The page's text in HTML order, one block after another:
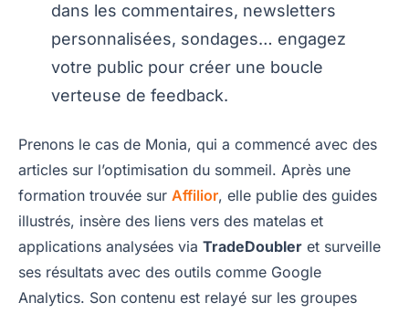
dans les commentaires, newsletters
personnalisées, sondages… engagez
votre public pour créer une boucle
verteuse de feedback.
Prenons le cas de Monia, qui a commencé avec des
articles sur l’optimisation du sommeil. Après une
formation trouvée sur Affilior, elle publie des guides
illustrés, insère des liens vers des matelas et
applications analysées via TradeDoubler et surveille
ses résultats avec des outils comme Google
Analytics. Son contenu est relayé sur les groupes